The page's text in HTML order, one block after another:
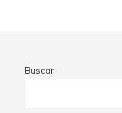
Buscar